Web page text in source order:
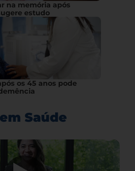
na memória após
estudo
os 45 anos pode
Saúde